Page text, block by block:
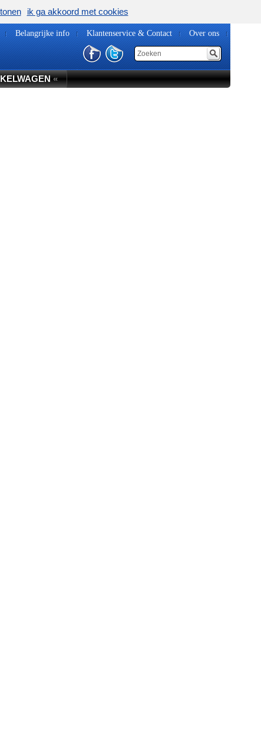
Belangrijke info Klantenservice & Contact Over ons
«
ik ga akkoord met cookies